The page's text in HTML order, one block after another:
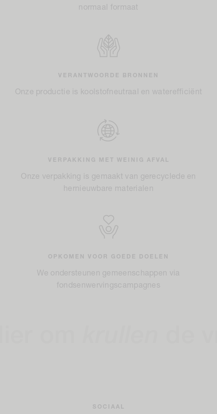
normaal formaat
VERANTWOORDE BRONNEN
Onze productie is koolstofneutraal en waterefficiënt
VERPAKKING MET WEINIG AFVAL
Onze verpakking is gemaakt van gerecyclede en
hernieuwbare materialen
OPKOMEN VOOR GOEDE DOELEN
We ondersteunen gemeenschappen via
fondsenwervingscampagnes
SOCIAAL